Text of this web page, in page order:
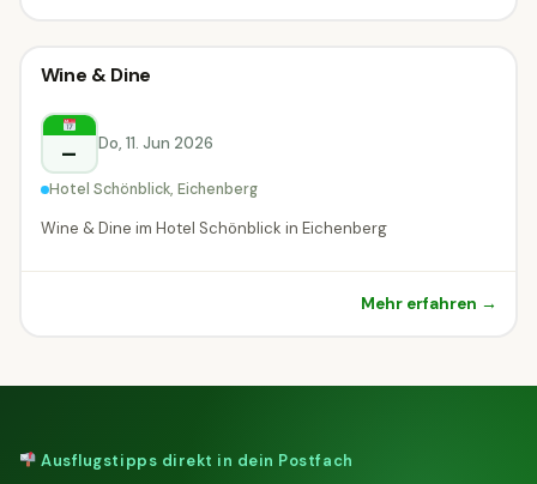
Kulinarik & Genuss
Eichenberg
Kulinarik & Genuss
Wine & Dine
– Do, 11. Jun 2026
Hotel Schönblick, Eichenberg
Wine & Dine im Hotel Schönblick in Eichenberg
Mehr erfahren →
Ausflugstipps direkt in dein Postfach